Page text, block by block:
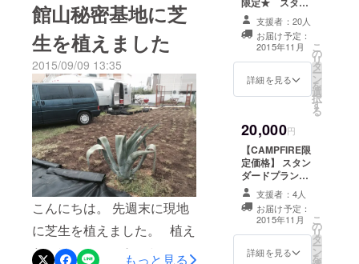
この機会にご利用くださ
い！http://camp-
fire.jp/projects/view/2594
◼️Stellar Plant Facebookペー
ジ
https://www.facebook.com/st
ellarplant
らませる事が日課なのです
が、まだ足りないものがあ
る事に気付きました。
(credit: Roman Krükel ）
ガーデン照明です。 椰子の
木を植えること、スポット
ライトで照らすことは、サ
クセスと同時に確定しまし
たが、ガーデン照明がある
事で、より空間が心地よい
ものになると確信しまし
様、シェアしてくださった
皆様、本当にありがとうご
ざいます。 オープン時に
「大きな椰子の木」でお迎
えできそうです。 さっそく
に、園芸店に発注前提の最
終連絡を入れました。 この
後も連休明けの9月23日まで
クラウドファンディングの
プロジェクトは継続しま
す。 お得に泊まれる先行予
館山秘密基地に芝
生を植えました
2015/09/09 13:35
こんにちは。 先週末に現地
に芝生を植えました。 植え
たのは、ティフトンという
もっと見る
リームグッ
ズ 【1/64
AIRSTREAMミ
ニカー】
ダードプラン（2
名1泊宿泊 他）
○Webにあなた
のお名前を記載
します。 ○ロゴ
入りポケットス
のグループへの
加入 ○あなたの
名前入りプレー
ト 【ドッ
グタグ】認識票
サイズ ○現地宿
泊権 【２
名１泊宿泊権】
支援者：20人
お届け予定：
2015年11月
詳細を見る
こ
の
リ
タ
ー
ン
を
選
択
す
る
20,000円
【CAMPFIRE限
定価格】 スタン
ダードプラン（2
名1泊宿泊 他）
○Webにあなた
のお名前を記載
します。 ○ロゴ
入りポケットス
クリュードライ
支援者：4人
お届け予定：
2015年11月
詳細を見る
こ
の
リ
タ
ー
ン
を